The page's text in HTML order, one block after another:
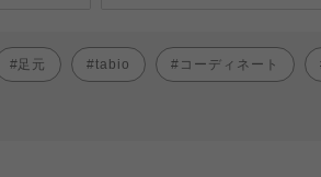
足元 tabio コーディネート